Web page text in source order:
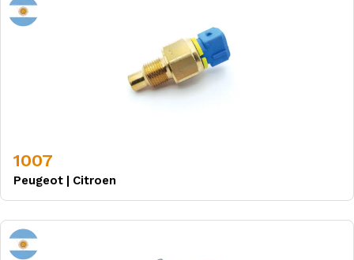
1007
Peugeot | Citroen